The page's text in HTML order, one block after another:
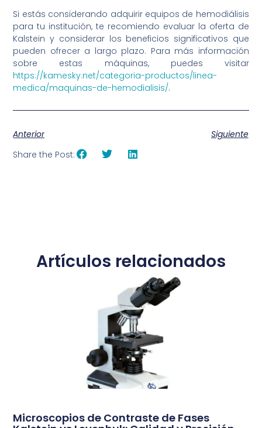
Si estás considerando adquirir equipos de hemodiálisis
para tu institución, te recomiendo evaluar la oferta de
Kalstein y considerar los beneficios significativos que
pueden ofrecer a largo plazo. Para más información
sobre estas máquinas, puedes visitar
https://kamesky.net/categoria-productos/linea-
medica/maquinas-de-hemodialisis/.
Anterior
Siguiente
Share the Post:
Artículos relacionados
Microscopios de Contraste de Fases